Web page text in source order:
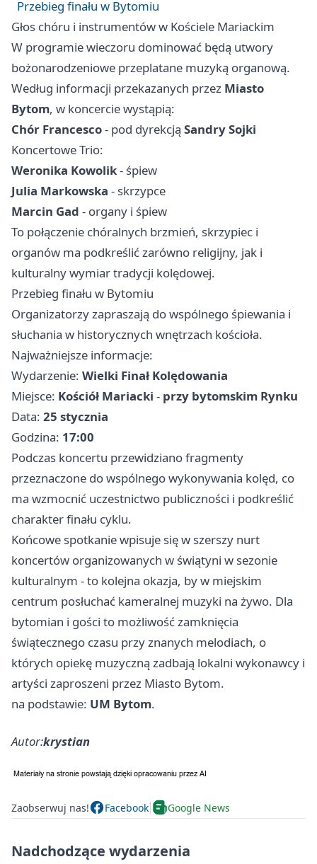
Przebieg finału w Bytomiu
Głos chóru i instrumentów w Kościele Mariackim
W programie wieczoru dominować będą utwory
bożonarodzeniowe przeplatane muzyką organową.
Według informacji przekazanych przez Miasto
Bytom, w koncercie wystąpią:
Chór Francesco- pod dyrekcją Sandry Sojki
Koncertowe Trio:
Weronika Kowolik- śpiew
Julia Markowska - skrzypce
Marcin Gad - organy i śpiew
To połączenie chóralnych brzmień, skrzypiec i
organów ma podkreślić zarówno religijny, jak i
kulturalny wymiar tradycji kolędowej.
Przebieg finału w Bytomiu
Organizatorzy zapraszają do wspólnego śpiewania i
słuchania w historycznych wnętrzach kościoła.
Najważniejsze informacje:
Wydarzenie: Wielki Finał Kolędowania
Miejsce: Kościół Mariacki - przy bytomskim Rynku
Data: 25 stycznia
Godzina: 17:00
Podczas koncertu przewidziano fragmenty
przeznaczone do wspólnego wykonywania kolęd, co
ma wzmocnić uczestnictwo publiczności i podkreślić
charakter finału cyklu.
Końcowe spotkanie wpisuje się w szerszy nurt
koncertów organizowanych w świątyni w sezonie
kulturalnym - to kolejna okazja, by w miejskim
centrum posłuchać kameralnej muzyki na żywo. Dla
bytomian i gości to możliwość zamknięcia
świątecznego czasu przy znanych melodiach, o
których opiekę muzyczną zadbają lokalni wykonawcy i
artyści zaproszeni przez Miasto Bytom.
na podstawie: UM Bytom.
Autor:krystian
Zaobserwuj nas! Facebook Google News
Nadchodzące wydarzenia